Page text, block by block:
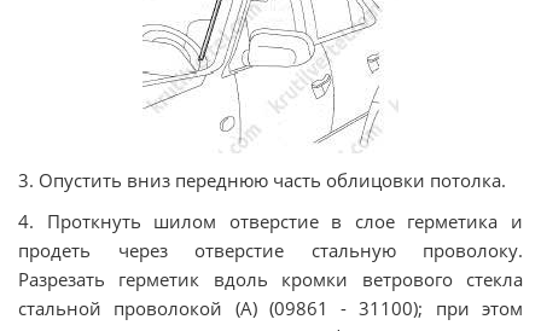
3. Опустить вниз переднюю часть облицовки потолка.
4. Проткнуть шилом отверстие в слое герметика и
продеть через отверстие стальную проволоку.
Разрезать герметик вдоль кромки ветрового стекла
стальной проволокой (А) (09861 - 31100); при этом